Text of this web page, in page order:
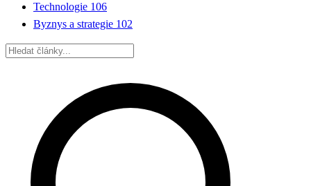
Technologie 106
Byznys a strategie 102
Hledat: